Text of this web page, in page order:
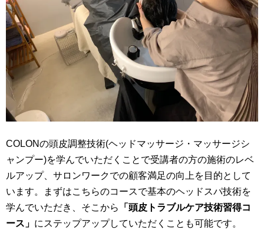
COLONの頭皮調整技術(ヘッドマッサージ・マッサージシ
ャンプー)を学んでいただくことで受講者の方の施術のレベ
ルアップ、サロンワークでの顧客満足の向上を目的として
います。まずはこちらのコースで基本のヘッドスパ技術を
学んでいただき、そこから
「頭皮トラブルケア技術習得コ
ース」 にステップアップしていただくことも可能です。